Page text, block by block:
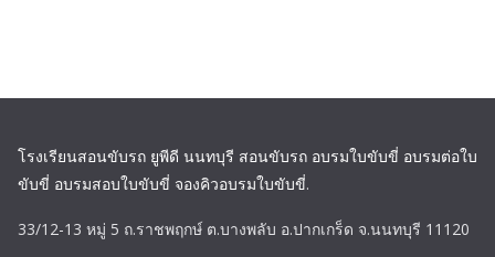
โรงเรียนสอนขับรถ ยูพีดี นนทบุรี สอนขับรถ อบรมใบขับขี่ อบรมต่อใบ
ขับขี่ อบรมสอบใบขับขี่ จองคิวอบรมใบขับขี่.
33/12-13 หมู่ 5 ถ.ราชพฤกษ์ ต.บางพลับ อ.ปากเกร็ด จ.นนทบุรี 11120